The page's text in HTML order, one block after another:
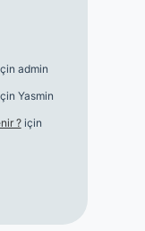
admin
Yasmin
?için